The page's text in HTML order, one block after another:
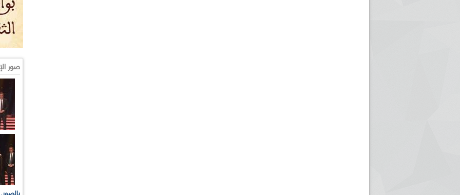
صور